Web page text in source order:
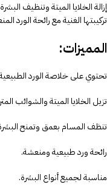
إزالة الخلايا الميتة وتنظيف
تركيبتها الغنية مع رائحة الورد
المميزات:
تحتوي على خلاصة الورد
تزيل الخلايا الميتة والشوائب
تنظف المسام بعمق وتمنح
رائحة ورد طبيعية ومنعشة.
مناسبة لجميع أنواع البشرة.